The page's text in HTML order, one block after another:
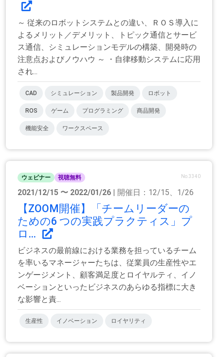
～ 従来のロボットシステムとの違い、ＲＯＳ導入に
よるメリット／デメリット、トピック通信とサービ
ス通信、シミュレーションモデルの構築、開発時の
注意点およびノウハウ ～ ・自律移動システムに応用
され...
CAD シミュレーション 製品開発 ロボット
ROS ゲーム プログラミング 商品開発
機能安全 ワークスペース
ウェビナー 視聴無料 No.3340
2021/12/15 〜 2022/01/26 | 開催日：12/15、1/26
【ZOOM開催】「チームリーダーの
ための6 つの実践プラクティス」プ
ロ...
ビジネスの最前線における業務を担っているチーム
を率いるマネージャーたちは、従業員の生産性やエ
ンゲージメント、顧客満足度とロイヤルティ、イノ
ベーションといったビジネスのあらゆる指標に大き
な影響と責...
生産性 イノベーション ロイヤリティ